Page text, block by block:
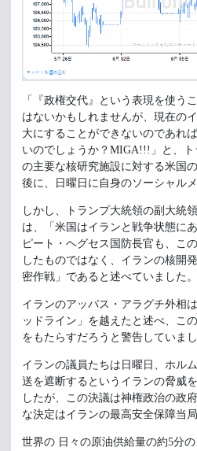
「『政権交代』という表現を使う
はないかもしれませんが、現在の
大にすることができないのであれ
いのでしょうか？MIGA!!!」と、
の主要な核研究施設に対する米国
後に、日曜日に自身のソーシャル
しかし、トランプ大統領の副大統
は、「米国はイランと戦争状態に
ピート・ヘグセス国防長官も、こ
したものではなく、イランの核開
密作戦」であると述べていました。
イランのアッバス・アラグチ外相
ッドライン」を越えたと述べ、こ
をもたらすだろうと警告していまし
イランの議員たちは日曜日、ホル
送を遮断するというイランの脅威
したが、この決議は神権政治の政
な決定はイランの最高安全保障当
世界の 日々の原油供給量の約5分